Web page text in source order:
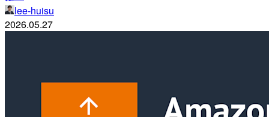
lee-huisu
2026.05.27